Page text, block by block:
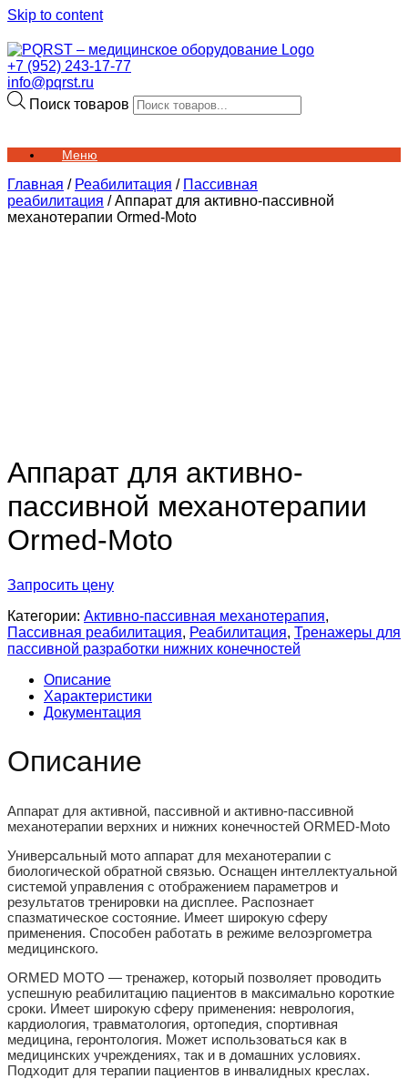
Skip to content
+7 (952) 243-17-77
info@pqrst.ru
Поиск товаров
Меню
Главная / Реабилитация / Пассивная
реабилитация / Аппарат для активно-пассивной
механотерапии Ormed-Moto
Аппарат для активно-
пассивной механотерапии
Ormed-Moto
Запросить цену
Категории: Активно-пассивная механотерапия,
Пассивная реабилитация, Реабилитация, Тренажеры для
пассивной разработки нижних конечностей
Описание
Характеристики
Документация
Описание
Аппарат для активной, пассивной и активно-пассивной
механотерапии верхних и нижних конечностей ORMED-Moto
Универсальный мото аппарат для механотерапии с
биологической обратной связью. Оснащен интеллектуальной
системой управления с отображением параметров и
результатов тренировки на дисплее. Распознает
спазматическое состояние. Имеет широкую сферу
применения. Способен работать в режиме велоэргометра
медицинского.
ORMED MOTO — тренажер, который позволяет проводить
успешную реабилитацию пациентов в максимально короткие
сроки. Имеет широкую сферу применения: неврология,
кардиология, травматология, ортопедия, спортивная
медицина, геронтология. Может использоваться как в
медицинских учреждениях, так и в домашних условиях.
Подходит для терапии пациентов в инвалидных креслах.